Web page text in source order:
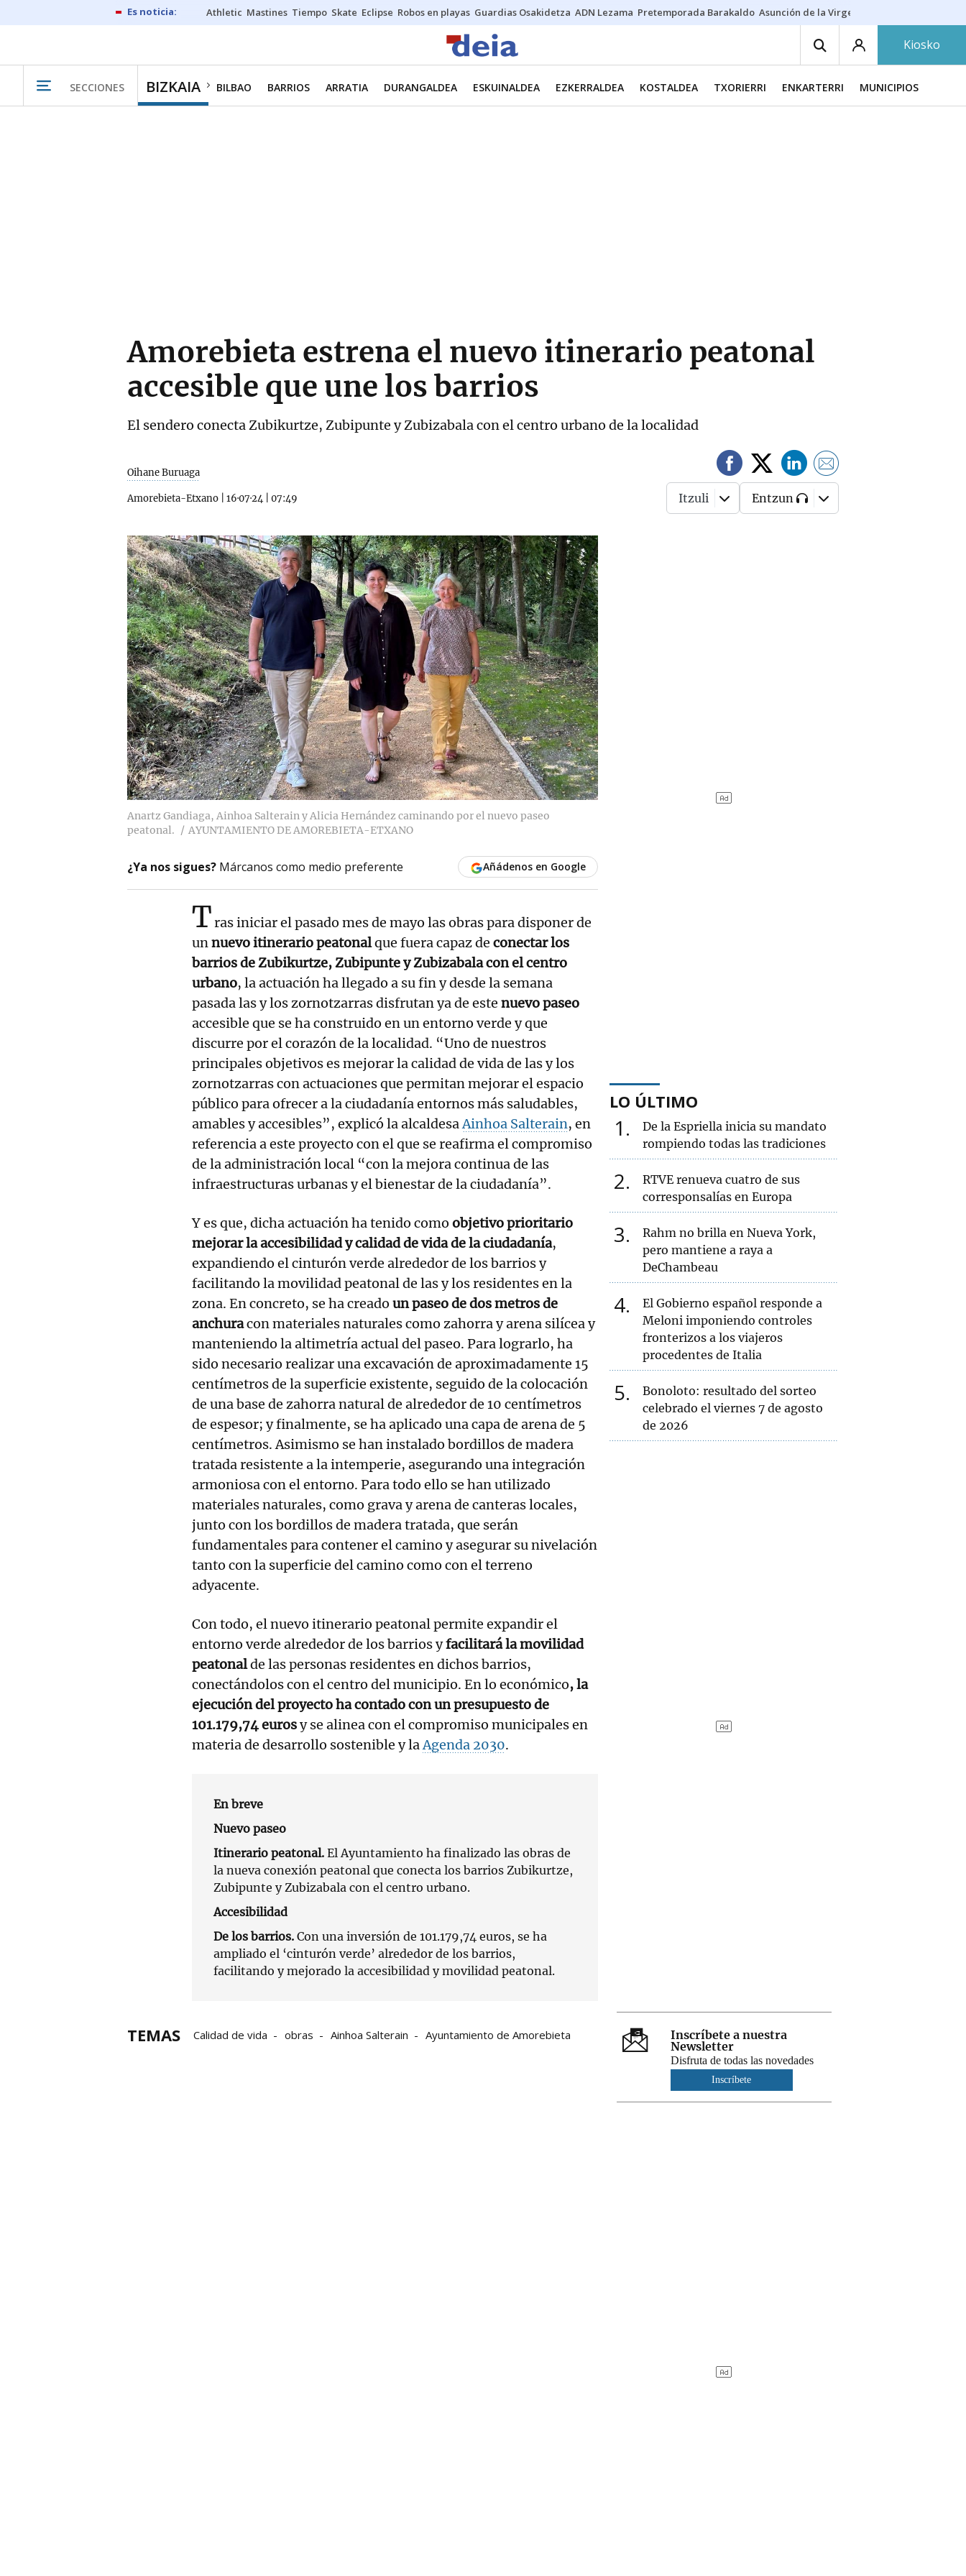
Athletic Mastines Tiempo Skate Eclipse Robos en playas Guardias Osakidetza ADN Lezama Pretemporada Barakaldo Asunción de la Virgen
Kiosko
SECCIONES BIZKAIA BILBAO BARRIOS ARRATIA DURANGALDEA ESKUINALDEA EZKERRALDEA KOSTALDEA TXORIERRI ENKARTERRI MUNICIPIOS
Amorebieta estrena el nuevo itinerario peatonal
accesible que une los barrios
El sendero conecta Zubikurtze, Zubipunte y Zubizabala con el centro urbano de la localidad
Oihane Buruaga
Amorebieta-Etxano 16·07·24 07:49 Itzuli Entzun
Anartz Gandiaga, Ainhoa Salterain y Alicia Hernández caminando por el nuevo paseo
peatonal.
AYUNTAMIENTO DE AMOREBIETA-ETXANO
¿Ya nos sigues? Márcanos como medio preferente Añádenos en Google
Tras iniciar el pasado mes de mayo las obras para disponer de
unnuevo itinerario peatonalque fuera capaz de conectar los
barrios de Zubikurtze, Zubipunte y Zubizabala con el centro
urbano, la actuación ha llegado a su fin y desde la semana
pasada las y los zornotzarras disfrutan ya de este nuevo paseo
accesible que se ha construido en un entorno verde y que
discurre por el corazón de la localidad. “Uno de nuestros
principales objetivos es mejorar la calidad de vida de las y los
zornotzarras con actuaciones que permitan mejorar el espacio
público para ofrecer a la ciudadanía entornos más saludables,
amables y accesibles”, explicó la alcaldesaAinhoa Salterain, en
referencia a este proyecto con el que se reafirma el compromiso
de la administración local “con la mejora continua de las
infraestructuras urbanas y el bienestar de la ciudadanía”.
Y es que, dicha actuación ha tenido como objetivo prioritario
mejorar la accesibilidad y calidad de vida de la ciudadanía,
expandiendo el cinturón verde alrededor de los barrios y
facilitando la movilidad peatonal de las y los residentes en la
zona. En concreto, se ha creado un paseo de dos metros de
anchuracon materiales naturales como zahorra y arena silícea y
manteniendo la altimetría actual del paseo. Para lograrlo, ha
sido necesario realizar una excavación de aproximadamente 15
centímetros de la superficie existente, seguido de la colocación
de una base de zahorra natural de alrededor de 10 centímetros
de espesor; y finalmente, se ha aplicado una capa de arena de 5
centímetros. Asimismo se han instalado bordillos de madera
tratada resistente a la intemperie, asegurando una integración
armoniosa con el entorno. Para todo ello se han utilizado
materiales naturales, como grava y arena de canteras locales,
junto con los bordillos de madera tratada, que serán
fundamentales para contener el camino y asegurar su nivelación
tanto con la superficie del camino como con el terreno
adyacente.
Con todo, el nuevo itinerario peatonal permite expandir el
entorno verde alrededor de los barrios yfacilitará la movilidad
peatonalde las personas residentes en dichos barrios,
conectándolos con el centro del municipio. En lo económico, la
ejecución del proyecto ha contado con un presupuesto de
101.179,74 eurosy se alinea con el compromiso municipales en
materia de desarrollo sostenible y laAgenda 2030.
En breve
Nuevo paseo
Itinerario peatonal. El Ayuntamiento ha finalizado las obras de
la nueva conexión peatonal que conecta los barrios Zubikurtze,
Zubipunte y Zubizabala con el centro urbano.
Accesibilidad
De los barrios. Con una inversión de 101.179,74 euros, se ha
ampliado el ‘cinturón verde’ alrededor de los barrios,
facilitando y mejorado la accesibilidad y movilidad peatonal.
TEMAS Calidad de vida obras Ainhoa Salterain Ayuntamiento de Amorebieta
LO ÚLTIMO
1
De la Espriella inicia su mandato
rompiendo todas las tradiciones
2
RTVE renueva cuatro de sus
corresponsalías en Europa
3
Rahm no brilla en Nueva York,
pero mantiene a raya a
DeChambeau
4
El Gobierno español responde a
Meloni imponiendo controles
fronterizos a los viajeros
procedentes de Italia
5
Bonoloto: resultado del sorteo
celebrado el viernes 7 de agosto
de 2026
Inscríbete a nuestra
Newsletter
Disfruta de todas las novedades
Inscríbete